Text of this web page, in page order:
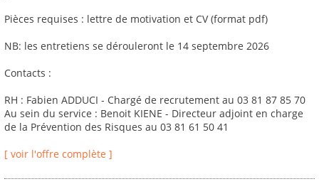
Pièces requises : lettre de motivation et CV (format pdf)
NB: les entretiens se dérouleront le 14 septembre 2026
Contacts :
RH : Fabien ADDUCI - Chargé de recrutement au 03 81 87 85 70
Au sein du service : Benoit KIENE - Directeur adjoint en charge
de la Prévention des Risques au 03 81 61 50 41
[ voir l'offre complète ]